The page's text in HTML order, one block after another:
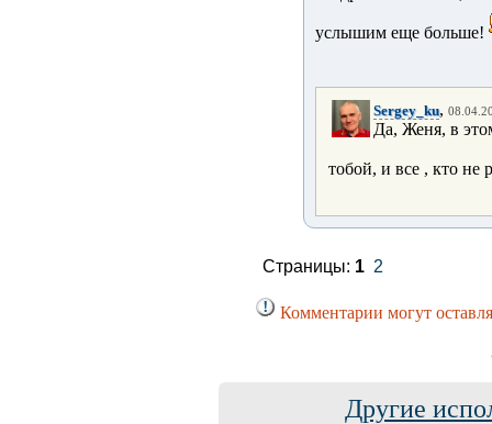
услышим еще больше!
Sergey_ku,
Да, Женя, в
тобой, и все , кто не
Страницы: 1 2
Комментарии могут
Другие